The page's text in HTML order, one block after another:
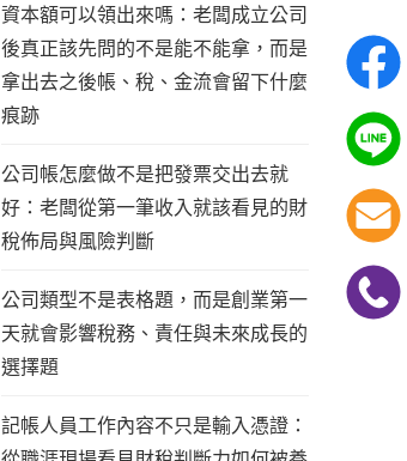
資本額可以領出來嗎：老闆成立公司
後真正該先問的不是能不能拿，而是
拿出去之後帳、稅、金流會留下什麼
痕跡
公司帳怎麼做不是把發票交出去就
好：老闆從第一筆收入就該看見的財
稅佈局與風險判斷
公司類型不是表格題，而是創業第一
天就會影響稅務、責任與未來成長的
選擇題
記帳人員工作內容不只是輸入憑證：